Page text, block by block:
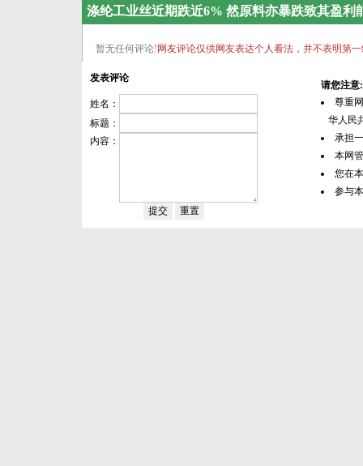
涤纶工业丝近期跌近6% 然原料亦暴跌致其盈利
暂无任何评论! 网友评论仅供网友表达个人看法，并不表明第
发表评论
姓名：
标题：
内容：
请您注意:
尊重
华人民
承担
本网
您在
参与